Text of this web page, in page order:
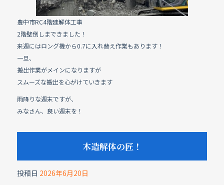
豊中市RC4階建解体工事
2階壁倒しまできました！
来週にはロング機から0.7に入れ替え作業もあります！
一旦、
搬出作業がメインになりますが
スムーズな搬出を心がけていきます
雨降りな週末ですが、
みなさん、良い週末を！
木造解体の匠！
投稿日 2026年6月20日